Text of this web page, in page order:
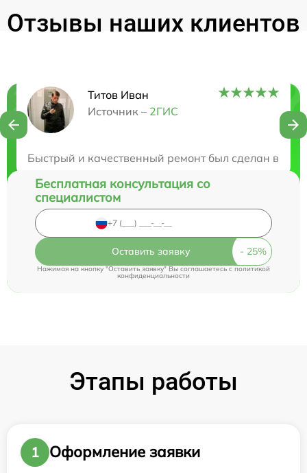
Отзывы наших клиентов
Титов Иван
Источник – 2ГИС
Быстрый и качественный ремонт был сделан в
Нужна консультация?
Бесплатная консультация со
специалистом
Оставить заявку
Нажимая на кнопку "Оставить заявку" Вы соглашаетесь cполитикой
конфиденциальности
Этапы работы
1
Оформление заявки